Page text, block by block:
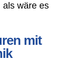
als wäre es
mit